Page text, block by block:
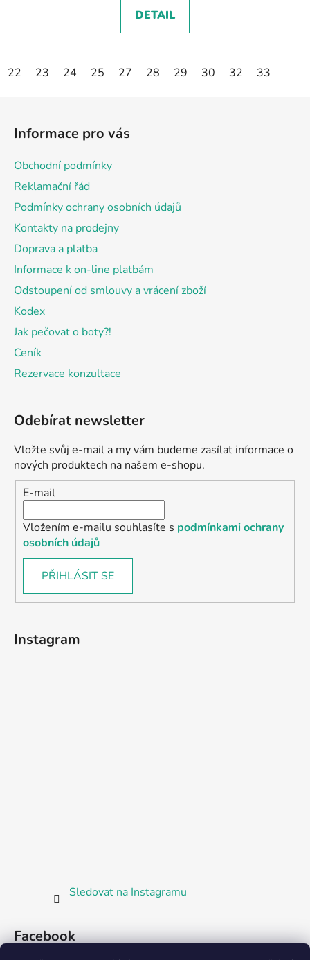
DETAIL
22 23 24 25 27 28 29 30 32 33
Informace pro vás
Obchodní podmínky
Reklamační řád
Podmínky ochrany osobních údajů
Kontakty na prodejny
Doprava a platba
Informace k on-line platbám
Odstoupení od smlouvy a vrácení zboží
Kodex
Jak pečovat o boty?!
Ceník
Rezervace konzultace
Odebírat newsletter
Vložte svůj e-mail a my vám budeme zasílat informace o
nových produktech na našem e-shopu.
E-mail
Vložením e-mailu souhlasíte s podmínkami ochrany
osobních údajů
PŘIHLÁSIT SE
Instagram
Sledovat na Instagramu
Facebook